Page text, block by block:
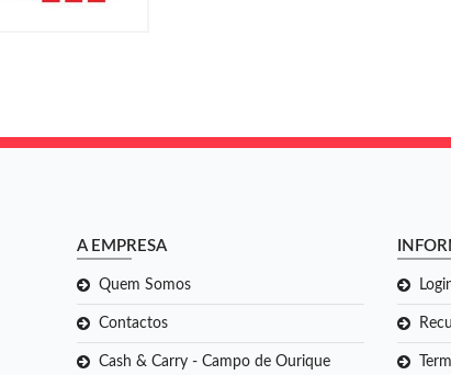
A EMPRESA
Quem Somos
Contactos
Cash & Carry - Campo de Ourique